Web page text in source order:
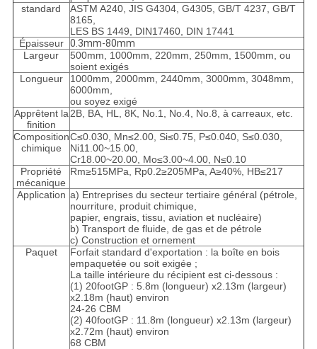
standard
ASTM A240, JIS G4304, G4305, GB/T 4237, GB/T
8165,
LES BS 1449, DIN17460, DIN 17441
Épaisseur 0.3mm-80mm
Largeur
500mm, 1000mm, 220mm, 250mm, 1500mm, ou
soient exigés
Longueur
1000mm, 2000mm, 2440mm, 3000mm, 3048mm,
6000mm,
ou soyez exigé
Apprêtent la
finition
2B, BA, HL, 8K, No.1, No.4, No.8, à carreaux, etc.
Composition
chimique
C≤0.030, Mn≤2.00, Si≤0.75, P≤0.040, S≤0.030,
Ni11.00~15.00,
Cr18.00~20.00, Mo≤3.00~4.00, N≤0.10
Propriété
mécanique
Rm≥515MPa, Rp0.2≥205MPa, A≥40%, HB≤217
Application a) Entreprises du secteur tertiaire général (pétrole,
nourriture, produit chimique,
papier, engrais, tissu, aviation et nucléaire)
b) Transport de fluide, de gas et de pétrole
c) Construction et ornement
Paquet
Forfait standard d'exportation : la boîte en bois
empaquetée ou soit exigée ;
La taille intérieure du récipient est ci-dessous :
(1) 20footGP : 5.8m (longueur) x2.13m (largeur)
x2.18m (haut) environ
24-26 CBM
(2) 40footGP : 11.8m (longueur) x2.13m (largeur)
x2.72m (haut) environ
68 CBM